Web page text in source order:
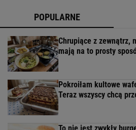
POPULARNE
Chrupiące z zewnątrz,
mają na to prosty
Pokroiłam kultowe
Teraz wszyscy chcą